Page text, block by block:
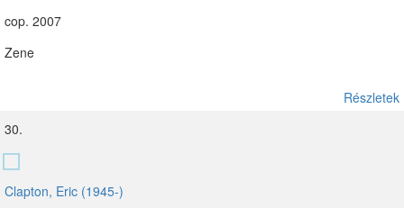
cop. 2007
Zene
Részletek
30.
Clapton, Eric (1945-)